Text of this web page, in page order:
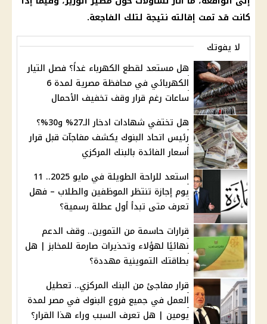
كانت قد تمت إقالته نتيجة لتلك الفاجعة.
لا يفوتك
هل مستعد لقطع الكهرباء غداً؟ فصل التيار
الكهربائي في محافظة مصرية لمدة 6
ساعات رغم قرار وقف تخفيف الأحمال
هل تختفي شهادات ادخار الـ27% و30%؟
رئيس اتحاد البنوك يكشف مفاجآت قبل قرار
أسعار الفائدة بالبنك المركزي
استعد للراحة الطويلة في مايو 2025.. 11
يوم إجازة تنتظر الموظفين والطلاب – فهل
تعرف متى تبدأ أول عطلة رسمية؟
قرارات حاسمة من التموين.. وقف الدعم
نهائيًا لهؤلاء وتحذيرات صارمة للمخابز | هل
بطاقتك التموينية مهددة؟
قرار مفاجئ من البنك المركزي.. تعطيل
العمل في جميع فروع البنوك في مصر لمدة
يومين | هل تعرف السبب وراء هذا القرار؟